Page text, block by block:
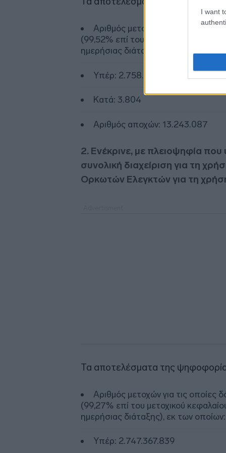
I want
Αριθμός μετοχών για τις
(99,52% επί του μετοχικού
ημερήσιας διάταξης), εκ των οποίων:
Υπέρ: 2.758.677.776
Κατά: 3.804
Αριθμός αποχών: 13.243.087
2. Ενέκρινε, με πλειοψηφία
συνολική διαχείριση για τη
Ορκωτών Ελεγκτών για τη
Τα αποτελέσματα της
Αριθμός μετοχών για τις
(99,27% επί του μετοχικού
ημερήσιας διάταξης), εκ των οποίων:
Υπέρ: 2.747.367.839